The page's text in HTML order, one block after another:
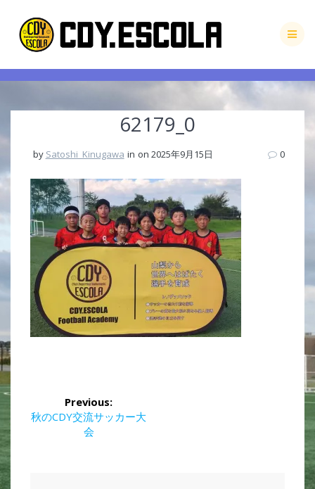
to
content
62179_0
by Satoshi_Kinugawa in on 2025年9月15日 0
投
稿
ナ
Previous:
Previous
秋のCDY交流サッカー大
会